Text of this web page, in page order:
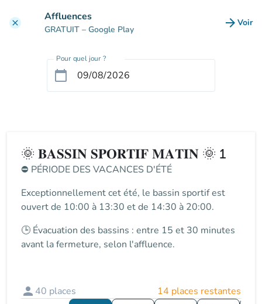
clear Affluences
GRATUIT – Google Play arrow_forward Voir
Pour quel jour ?
calendar_today
🌞 𝐁𝐀𝐒𝐒𝐈𝐍 𝐒𝐏𝐎𝐑𝐓𝐈𝐅 𝐌𝐀𝐓𝐈𝐍 🌞 1
⛔ PÉRIODE DES VACANCES D'ÉTÉ
Exceptionnellement cet été, le bassin sportifest
ouvert de 10:00 à 13:30 et de 14:30 à 20:00.
🕒 Évacuation des bassins : entre 15 et 30 minutes
avant la fermeture, selon l'affluence.
person 40 places 14 places restantes